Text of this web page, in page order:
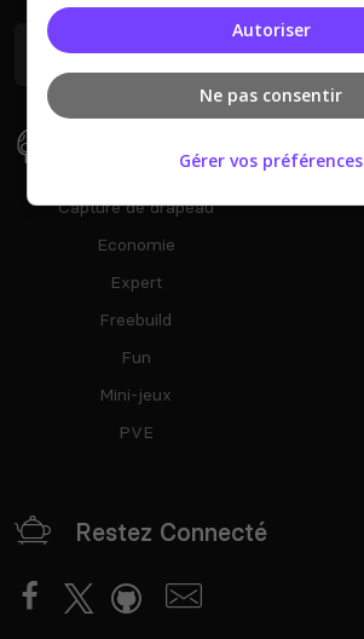
Types De Serveur
Capture de drapeau
Economie
Expert
Freebuild
Fun
Mini-jeux
PVE
Restez Connecté
Autoriser
Ne pas consentir
Gérer vos préférences